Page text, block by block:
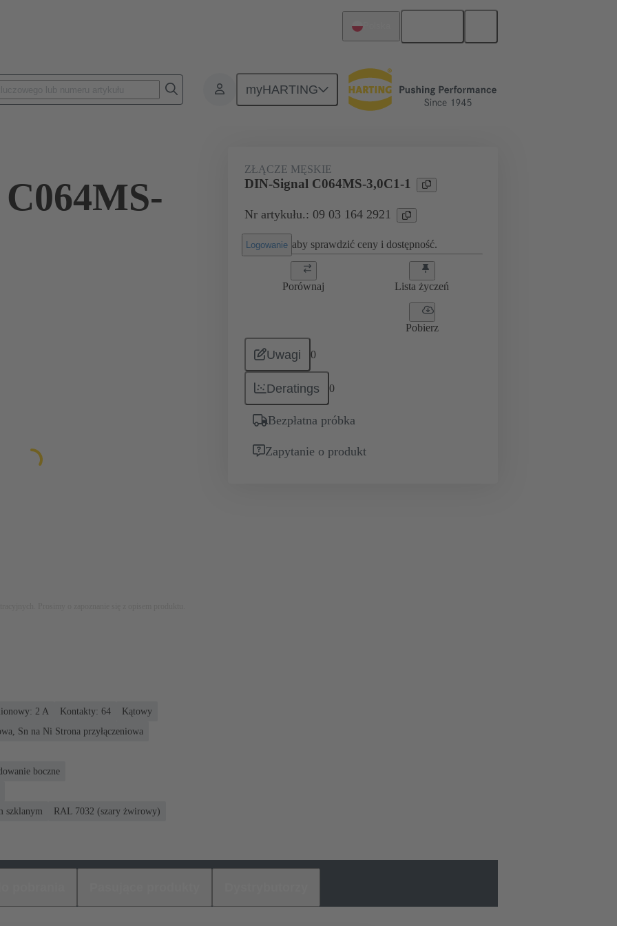
myHARTING
Produkty Połączenie między płytą-matką a płytą-córką 09 03 164 2921
ZŁĄCZE MĘSKIE
DIN-Signal C064MS-3,0C1-1
Nr artykułu.: 09 03 164 2921
Logowanie aby sprawdzić ceny i dostępność.
Porównaj Lista życzeń
Pobierz
Uwagi 0
Deratings 0
Bezpłatna próbka
Zapytanie o produkt
‌2 A Kontakty: 64
Kątowy
Sn na Ni Strona przyłączeniowa
boczne
szklanym
RAL 7032 (szary żwirowy)